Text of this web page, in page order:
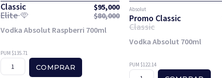
Classic $95,000
Elite $80,000
Vodka Absolut Raspberri 700ml
PUM $135.71
COMPRAR
Absolut
Promo Classic
Classic
Vodka Absolut 700ml
PUM $122.14